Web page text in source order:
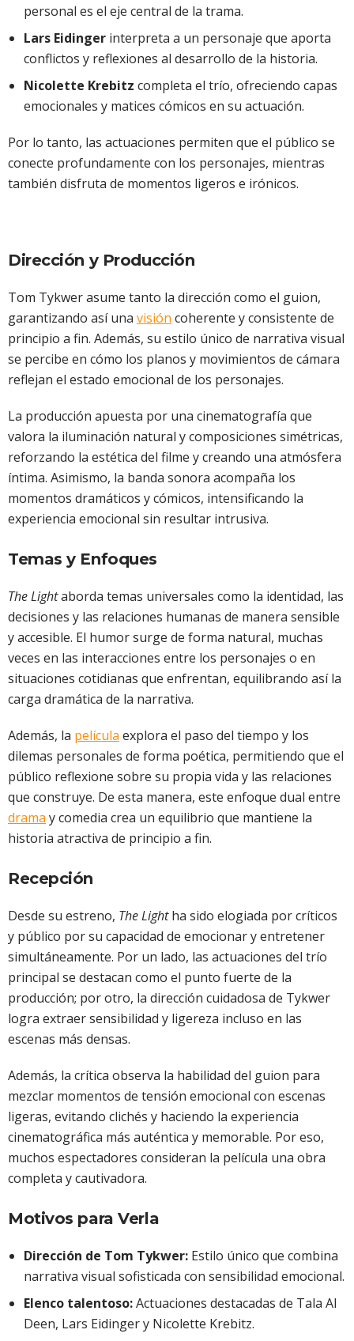
personal es el eje central de la trama.
Lars Eidinger interpreta a un personaje que aporta
conflictos y reflexiones al desarrollo de la historia.
Nicolette Krebitz completa el trío, ofreciendo capas
emocionales y matices cómicos en su actuación.
Por lo tanto, las actuaciones permiten que el público se
conecte profundamente con los personajes, mientras
también disfruta de momentos ligeros e irónicos.
Dirección y Producción
Tom Tykwer asume tanto la dirección como el guion,
garantizando así una visión coherente y consistente de
principio a fin. Además, su estilo único de narrativa visual
se percibe en cómo los planos y movimientos de cámara
reflejan el estado emocional de los personajes.
La producción apuesta por una cinematografía que
valora la iluminación natural y composiciones simétricas,
reforzando la estética del filme y creando una atmósfera
íntima. Asimismo, la banda sonora acompaña los
momentos dramáticos y cómicos, intensificando la
experiencia emocional sin resultar intrusiva.
Temas y Enfoques
The Lightaborda temas universales como la identidad, las
decisiones y las relaciones humanas de manera sensible
y accesible. El humor surge de forma natural, muchas
veces en las interacciones entre los personajes o en
situaciones cotidianas que enfrentan, equilibrando así la
carga dramática de la narrativa.
Además, la película explora el paso del tiempo y los
dilemas personales de forma poética, permitiendo que el
público reflexione sobre su propia vida y las relaciones
que construye. De esta manera, este enfoque dual entre
drama y comedia crea un equilibrio que mantiene la
historia atractiva de principio a fin.
Recepción
Desde su estreno, The Lightha sido elogiada por críticos
y público por su capacidad de emocionar y entretener
simultáneamente. Por un lado, las actuaciones del trío
principal se destacan como el punto fuerte de la
producción; por otro, la dirección cuidadosa de Tykwer
logra extraer sensibilidad y ligereza incluso en las
escenas más densas.
Además, la crítica observa la habilidad del guion para
mezclar momentos de tensión emocional con escenas
ligeras, evitando clichés y haciendo la experiencia
cinematográfica más auténtica y memorable. Por eso,
muchos espectadores consideran la película una obra
completa y cautivadora.
Motivos para Verla
Dirección de Tom Tykwer: Estilo único que combina
narrativa visual sofisticada con sensibilidad emocional.
Elenco talentoso:Actuaciones destacadas de Tala Al
Deen, Lars Eidinger y Nicolette Krebitz.